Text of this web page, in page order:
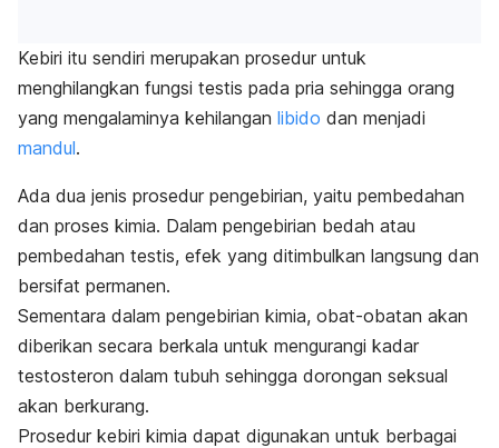
Kebiri itu sendiri merupakan prosedur untuk
menghilangkan fungsi testis pada pria sehingga orang
yang mengalaminya kehilangan libido dan menjadi
mandul.
Ada dua jenis prosedur pengebirian, yaitu pembedahan
dan proses kimia. Dalam pengebirian bedah atau
pembedahan testis, efek yang ditimbulkan langsung dan
bersifat permanen.
Sementara dalam pengebirian kimia, obat-obatan akan
diberikan secara berkala untuk mengurangi kadar
testosteron dalam tubuh sehingga dorongan seksual
akan berkurang.
Prosedur kebiri kimia dapat digunakan untuk berbagai